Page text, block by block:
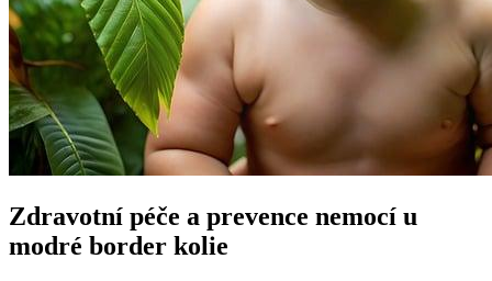
Zdravotní péče a prevence nemocí u
modré border kolie